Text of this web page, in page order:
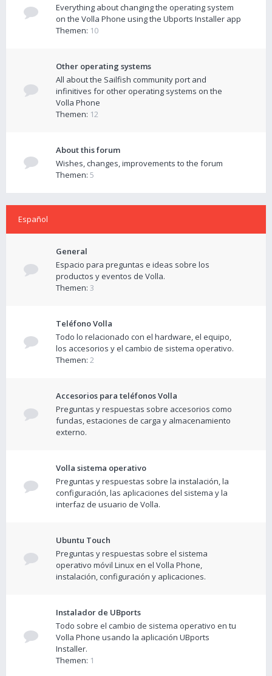
Everything about changing the operating system
on the Volla Phone using the Ubports Installer app
Themen: 10
Other operating systems
All about the Sailfish community port and
infinitives for other operating systems on the
Volla Phone
Themen: 12
About this forum
Wishes, changes, improvements to the forum
Themen: 5
Español
General
Espacio para preguntas e ideas sobre los
productos y eventos de Volla.
Themen: 3
Teléfono Volla
Todo lo relacionado con el hardware, el equipo,
los accesorios y el cambio de sistema operativo.
Themen: 2
Accesorios para teléfonos Volla
Preguntas y respuestas sobre accesorios como
fundas, estaciones de carga y almacenamiento
externo.
Volla sistema operativo
Preguntas y respuestas sobre la instalación, la
configuración, las aplicaciones del sistema y la
interfaz de usuario de Volla.
Ubuntu Touch
Preguntas y respuestas sobre el sistema
operativo móvil Linux en el Volla Phone,
instalación, configuración y aplicaciones.
Instalador de UBports
Todo sobre el cambio de sistema operativo en tu
Volla Phone usando la aplicación UBports
Installer.
Themen: 1